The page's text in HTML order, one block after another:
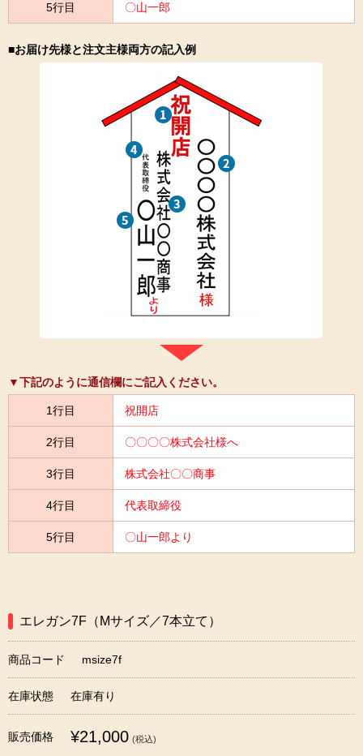
5行目 〇山一郎
■お届け先様と注文主様両方の記入例
▼下記のように通信欄にご記入ください。
1行目 祝開店
2行目 〇〇〇〇株式会社様へ
3行目 株式会社〇〇商事
4行目 代表取締役
5行目 〇山一郎より
エレガン7F（Mサイズ／7本立て）
商品コード msize7f
在庫状態 在庫有り
販売価格 ¥21,000 (税込)